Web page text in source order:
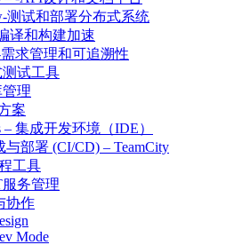
测试和部署分布式系统
译和构建加速
需求管理和可追溯性
测试工具
管理
案
– 集成开发环境（IDE）
与部署 (CI/CD) – TeamCity
工具
务管理
协作
Mode